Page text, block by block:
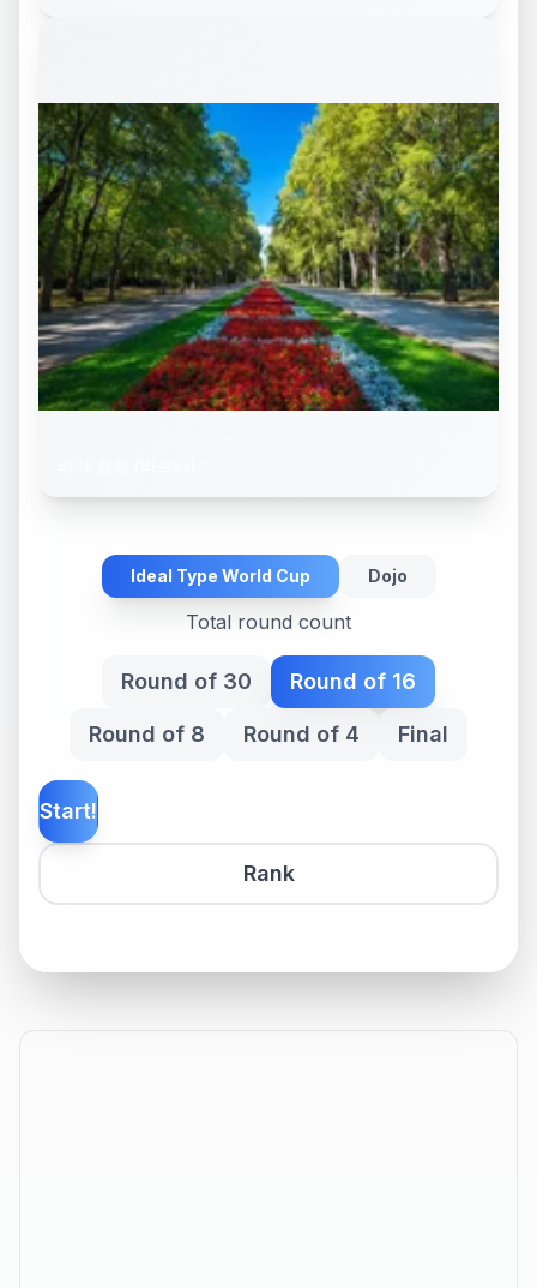
Ideal Type World Cup Dojo
Total round count
Round of 30 Round of 16
Round of 8 Round of 4 Final
Rank
Start!